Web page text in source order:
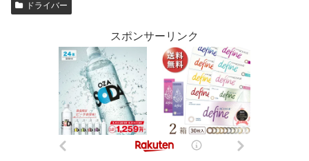
ドライバー
スポンサーリンク